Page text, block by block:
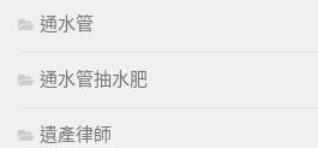
通水管
通水管抽水肥
遺產律師